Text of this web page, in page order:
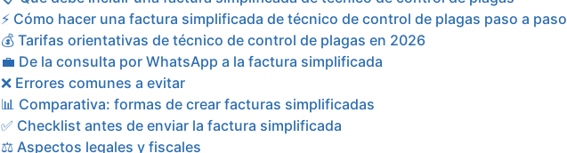
⚡ Cómo hacer una factura simplificada de técnico de control de plagas paso a paso
💰 Tarifas orientativas de técnico de control de plagas en 2026
💼 De la consulta por WhatsApp a la factura simplificada
❌ Errores comunes a evitar
📊 Comparativa: formas de crear facturas simplificadas
✅ Checklist antes de enviar la factura simplificada
⚖️ Aspectos legales y fiscales